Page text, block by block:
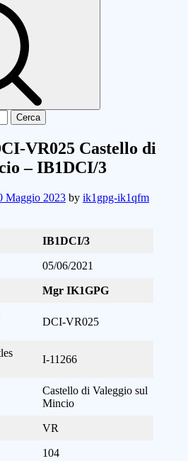
VR025 Castello di
– IB1DCI/3
Maggio 2023 by ik1gpg-ik1qfm
IB1DCI/3
05/06/2021
Mgr IK1GPG
DCI-VR025
I-11266
Castello di Valeggio sul
Mincio
VR
104